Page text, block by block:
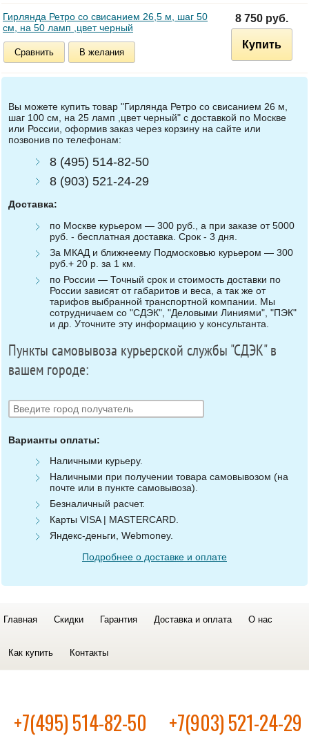
Гирлянда Ретро со свисанием 26,5 м, шаг 50
см, на 50 ламп ,цвет черный
Сравнить В желания
8 750 руб.
Купить
Вы можете купить товар "Гирлянда Ретро со свисанием 26 м,
шаг 100 см, на 25 ламп ,цвет черный" с доставкой по Москве
или России, оформив заказ через корзину на сайте или
позвонив по телефонам:
8 (495) 514-82-50
8 (903) 521-24-29
Доставка:
по Москве курьером — 300 руб., а при заказе от 5000
руб. - бесплатная доставка. Срок - 3 дня.
За МКАД и ближнеему Подмосковью курьером — 300
руб.+ 20 р. за 1 км.
по России — Точный срок и стоимость доставки по
России зависят от габаритов и веса, а так же от
тарифов выбранной транспортной компании. Мы
сотрудничаем со "СДЭК", "Деловыми Линиями", "ПЭК"
и др. Уточните эту информацию у консультанта.
Пункты самовывоза курьерской службы "СДЭК" в
вашем городе:
Варианты оплаты:
Наличными курьеру.
Наличными при получении товара самовывозом (на
почте или в пункте самовывоза).
Безналичный расчет.
Карты VISA | MASTERCARD.
Яндекс-деньги, Webmoney.
Подробнее о доставке и оплате
Главная Скидки Гарантия Доставка и оплата О нас
Как купить Контакты
+7(495) 514-82-50 +7(903) 521-24-29